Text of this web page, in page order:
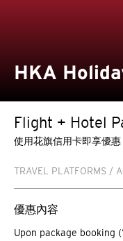
HKA
Flight + Hotel
使用花旗信用卡即享優惠
TRAVEL PLATFORMS /
優惠內容
Upon package booking